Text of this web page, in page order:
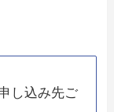
し込み先ご